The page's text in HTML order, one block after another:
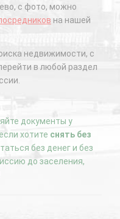
с фото, можно
на нашей
недвижимости, с
в любой раздел
документы у
хотите снять без
без денег и без
до заселения,